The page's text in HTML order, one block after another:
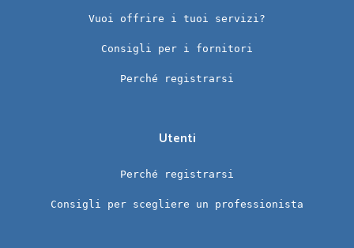
Vuoi offrire i tuoi servizi?
Consigli per i fornitori
Perché registrarsi
Utenti
Perché registrarsi
Consigli per scegliere un professionista